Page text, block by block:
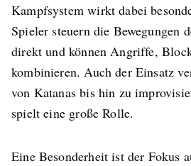
Kampfsystem wirkt dabei
Spieler steuern die Bewegungen
direkt und können Angriffe,
kombinieren. Auch der Einsatz
von Katanas bis hin zu
spielt eine große Rolle.
Eine Besonderheit ist der Fokus